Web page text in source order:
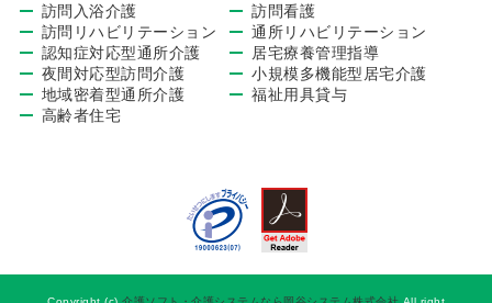
訪問入浴介護
訪問看護
訪問リハビリテーション
通所リハビリテーション
認知症対応型通所介護
居宅療養管理指導
夜間対応型訪問介護
小規模多機能型居宅介護
地域密着型通所介護
福祉用具貸与
高齢者住宅